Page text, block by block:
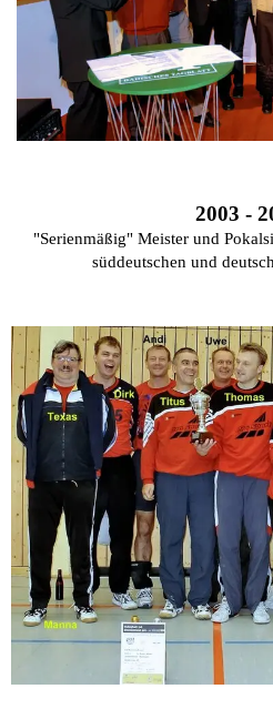
2003 -
"Serienmäßig" Meister und
süddeutschen und